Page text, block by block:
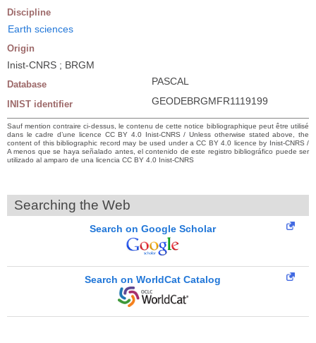
Discipline
Earth sciences
Origin
Inist-CNRS ; BRGM
Database PASCAL
INIST identifier GEODEBRGMFR1119199
Sauf mention contraire ci-dessus, le contenu de cette notice bibliographique peut être utilisé
dans le cadre d’une licence CC BY 4.0 Inist-CNRS / Unless otherwise stated above, the
content of this bibliographic record may be used under a CC BY 4.0 licence by Inist-CNRS /
A menos que se haya señalado antes, el contenido de este registro bibliográfico puede ser
utilizado al amparo de una licencia CC BY 4.0 Inist-CNRS
Searching the Web
Search on Google Scholar
Search on WorldCat Catalog